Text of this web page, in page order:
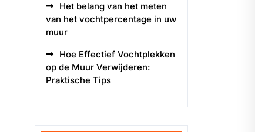
Het belang van het meten
van het vochtpercentage in uw
muur
Hoe Effectief Vochtplekken
op de Muur Verwijderen:
Praktische Tips